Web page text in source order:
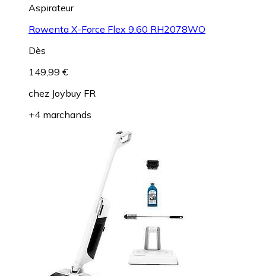
Aspirateur
Rowenta X-Force Flex 9.60 RH2078WO
Dès
149,99 €
chez Joybuy FR
+4 marchands